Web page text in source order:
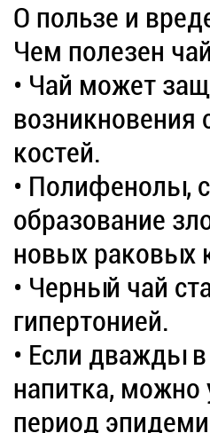
О пользе и
Чем полезен чай
• Чай может
возникновения
костей.
• Полифенолы,
образование
новых раковых
• Черный чай
гипертонией.
• Если дважды
напитка, можно
период